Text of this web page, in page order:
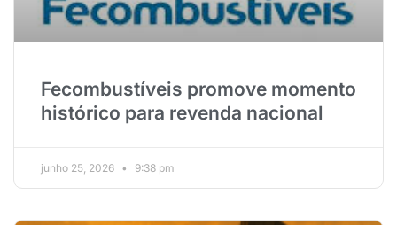
Fecombustíveis promove momento
histórico para revenda nacional
junho 25, 2026 9:38 pm